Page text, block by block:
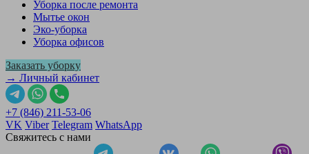
Уборка после ремонта
Мытье окон
Эко-уборка
Уборка офисов
Заказать уборку
→ Личный кабинет
+7 (846) 211-53-06
VK Viber Telegram WhatsApp
Свяжитесь с нами